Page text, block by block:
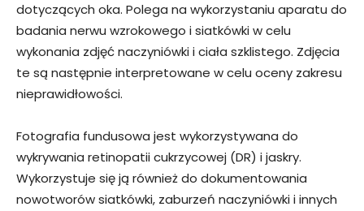
dotyczących oka. Polega na wykorzystaniu aparatu do
badania nerwu wzrokowego i siatkówki w celu
wykonania zdjęć naczyniówki i ciała szklistego. Zdjęcia
te są następnie interpretowane w celu oceny zakresu
nieprawidłowości.
Fotografia fundusowa jest wykorzystywana do
wykrywania retinopatii cukrzycowej (DR) i jaskry.
Wykorzystuje się ją również do dokumentowania
nowotworów siatkówki, zaburzeń naczyniówki i innych